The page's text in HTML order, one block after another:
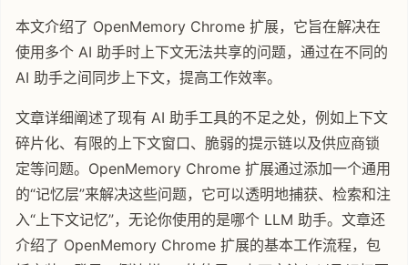
本文介绍了 OpenMemory Chrome 扩展，它旨在解决在
使用多个 AI 助手时上下文无法共享的问题，通过在不同的
AI 助手之间同步上下文，提高工作效率。
文章详细阐述了现有 AI 助手工具的不足之处，例如上下文
碎片化、有限的上下文窗口、脆弱的提示链以及供应商锁
定等问题。OpenMemory Chrome 扩展通过添加一个通用
的“记忆层”来解决这些问题，它可以透明地捕获、检索和注
入“上下文记忆”，无论你使用的是哪个 LLM 助手。文章还
介绍了 OpenMemory Chrome 扩展的基本工作流程，包